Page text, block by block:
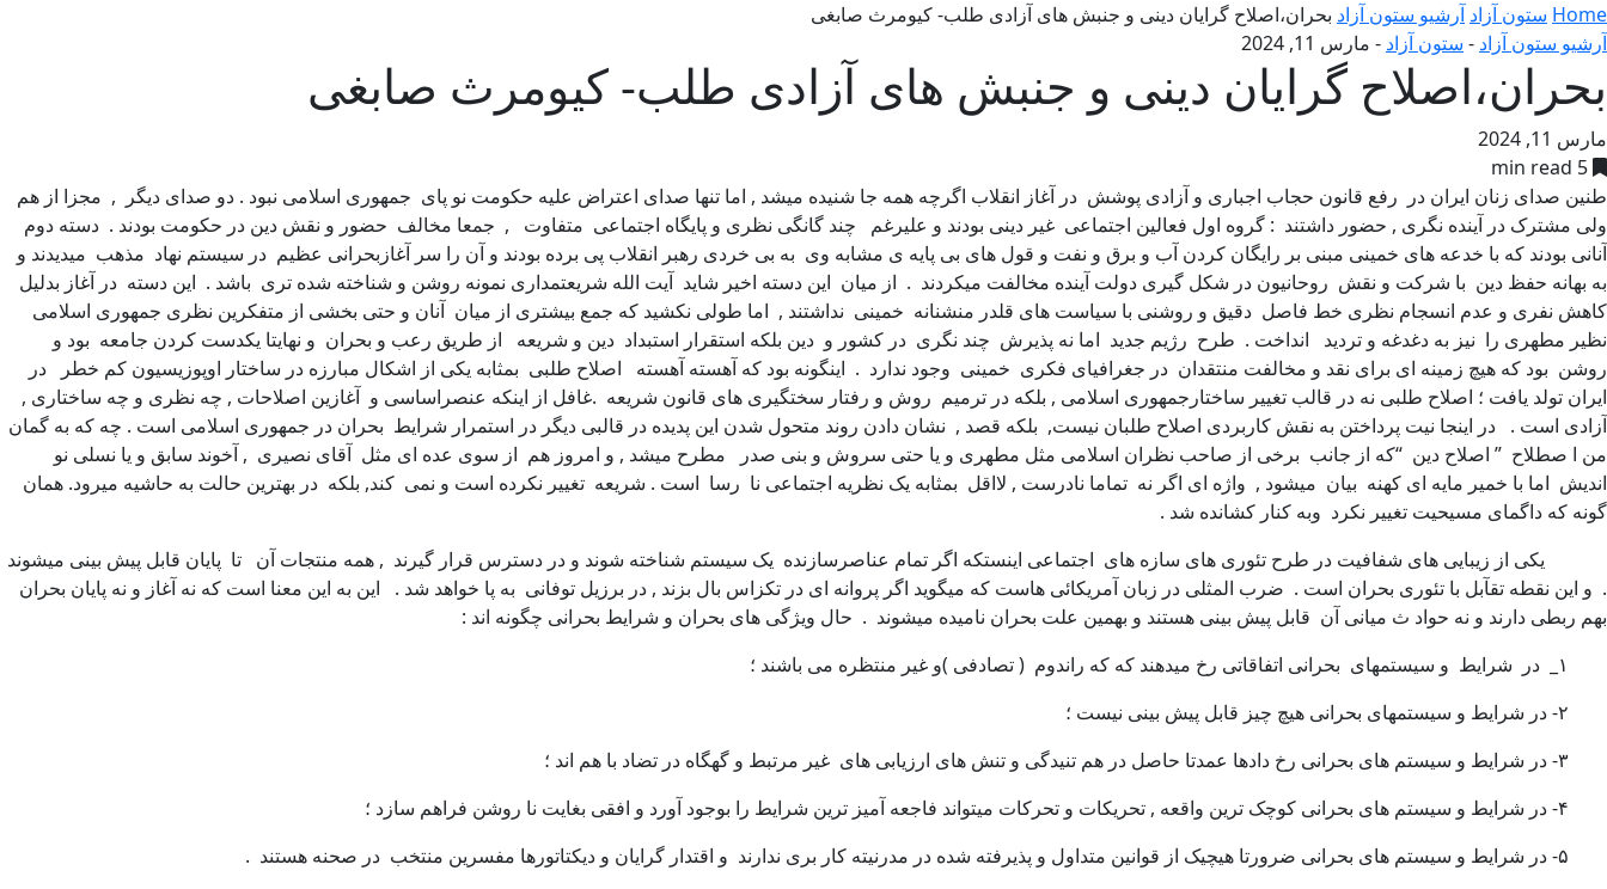
Home ستون آزاد آرشیو ستون آزاد بحران،اصلاح گرایان دینی و جنبش های آزادی طلب- کیومرث صابغی
آرشیو ستون آزاد - ستون آزاد - مارس 11, 2024
بحران،اصلاح گرایان دینی و جنبش های آزادی طلب- کیومرث صابغی
مارس 11, 2024
5 min read
طنین صدای زنان ایران در رفع قانون حجاب اجباری و آزادی پوشش در آغاز انقلاب اگرچه همه جا شنیده میشد , اما تنها صدای اعتراض علیه حکومت نو پای جمهوری اسلامی نبود . دو صدای دیگر , مجزا از هم
ولی مشترک در آینده نگری , حضور داشتند : گروه اول فعالین اجتماعی غیر دینی بودند و علیرغم چند گانگی نظری و پایگاه اجتماعی متفاوت , جمعا مخالف حضور و نقش دین در حکومت بودند . دسته دوم
آنانی بودند که با خدعه های خمینی مبنی بر رایگان کردن آب و برق و نفت و قول های بی پایه ی مشابه وی به بی خردی رهبر انقلاب پی برده بودند و آن را سر آغازبحرانی عظیم در سیستم نهاد مذهب میدیدند و
به بهانه حفظ دین با شرکت و نقش روحانیون در شکل گیری دولت آینده مخالفت میکردند . از میان این دسته اخیر شاید آیت الله شریعتمداری نمونه روشن و شناخته شده تری باشد . این دسته در آغاز بدلیل
کاهش نفری و عدم انسجام نظری خط فاصل دقیق و روشنی با سیاست های قلدر منشنانه خمینی نداشتند , اما طولی نکشید که جمع بیشتری از میان آنان و حتی بخشی از متفکرین نظری جمهوری اسلامی
نظیر مطهری را نیز به دغدغه و تردید انداخت . طرح رژیم جدید اما نه پذیرش چند نگری در کشور و دین بلکه استقرار استبداد دین و شریعه از طریق رعب و بحران و نهایتا یکدست کردن جامعه بود و
روشن بود که هیچ زمینه ای برای نقد و مخالفت منتقدان در جغرافیای فکری خمینی وجود ندارد . اینگونه بود که آهسته آهسته اصلاح طلبی بمثابه یکی از اشکال مبارزه در ساختار اوپوزیسیون کم خطر در
ایران تولد یافت ؛ اصلاح طلبی نه در قالب تغییر ساختارجمهوری اسلامی , بلکه در ترمیم روش و رفتار سختگیری های قانون شریعه .غافل از اینکه عنصراساسی و آغازین اصلاحات , چه نظری و چه ساختاری ,
آزادی است . در اینجا نیت پرداختن به نقش کاربردی اصلاح طلبان نیست, بلکه قصد , نشان دادن روند متحول شدن این پدیده در قالبی دیگر در استمرار شرایط بحران در جمهوری اسلامی است . چه که به گمان
من ا صطلاح ” اصلاح دین “که از جانب برخی از صاحب نظران اسلامی مثل مطهری و یا حتی سروش و بنی صدر مطرح میشد , و امروز هم از سوی عده ای مثل آقای نصیری , آخوند سابق و یا نسلی نو
اندیش اما با خمیر مایه ای کهنه بیان میشود , واژه ای اگر نه تماما نادرست , لااقل بمثابه یک نظریه اجتماعی نا رسا است . شریعه تغییر نکرده است و نمی کند, بلکه در بهترین حالت به حاشیه میرود. همان
گونه که داگمای مسیحیت تغییر نکرد وبه کنار کشانده شد .
یکی از زیبایی های شفافیت در طرح تئوری های سازه های اجتماعی اینستکه اگر تمام عناصرسازنده یک سیستم شناخته شوند و در دسترس قرار گیرند , همه منتجات آن تا پایان قابل پیش بینی میشوند
. و این نقطه تقآبل با تئوری بحران است . ضرب المثلی در زبان آمریکائی هاست که میگوید اگر پروانه ای در تکزاس بال بزند , در برزیل توفانی به پا خواهد شد . این به این معنا است که نه آغاز و نه پایان بحران
بهم ربطی دارند و نه حواد ث میانی آن قابل پیش بینی هستند و بهمین علت بحران نامیده میشوند . حال ویژگی های بحران و شرایط بحرانی چگونه اند :